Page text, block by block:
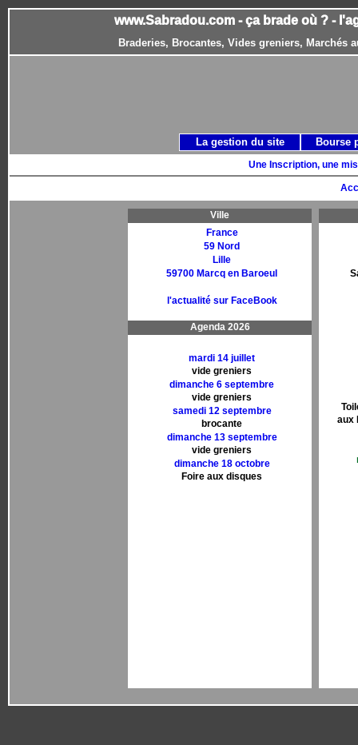
www.Sabradou.com - ça brade où ? -
Braderies, Brocantes, Vides greniers, Marchés
Une Inscription, une
Ville
France
59 Nord
Lille
59700 Marcq en Baroeul
l'actualité sur FaceBook
Agenda 2026
mardi 14 juillet
vide greniers
dimanche 6 septembre
vide greniers
samedi 12 septembre
brocante
dimanche 13 septembre
vide greniers
dimanche 18 octobre
Foire aux disques
aux
La gestion du site Bourse